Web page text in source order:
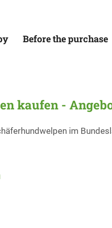
Before the purchase
kaufen -
im